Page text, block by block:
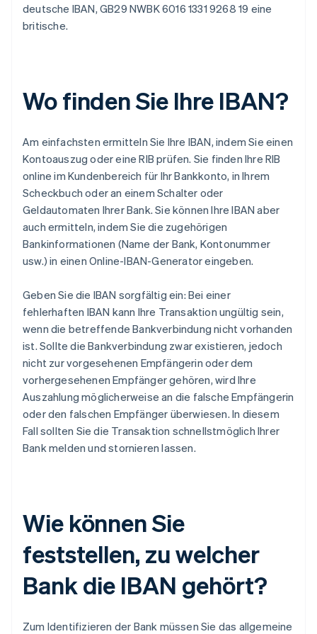
deutsche IBAN, GB29 NWBK 6016 1331 9268 19 eine
britische.
Wo finden Sie Ihre IBAN?
Am einfachsten ermitteln Sie Ihre IBAN, indem Sie einen
Kontoauszug oder eine RIB prüfen. Sie finden Ihre RIB
online im Kundenbereich für Ihr Bankkonto, in Ihrem
Scheckbuch oder an einem Schalter oder
Geldautomaten Ihrer Bank. Sie können Ihre IBAN aber
auch ermitteln, indem Sie die zugehörigen
Bankinformationen (Name der Bank, Kontonummer
usw.) in einen Online-IBAN-Generator eingeben.
Geben Sie die IBAN sorgfältig ein: Bei einer
fehlerhaften IBAN kann Ihre Transaktion ungültig sein,
wenn die betreffende Bankverbindung nicht vorhanden
ist. Sollte die Bankverbindung zwar existieren, jedoch
nicht zur vorgesehenen Empfängerin oder dem
vorhergesehenen Empfänger gehören, wird Ihre
Auszahlung möglicherweise an die falsche Empfängerin
oder den falschen Empfänger überwiesen. In diesem
Fall sollten Sie die Transaktion schnellstmöglich Ihrer
Bank melden und stornieren lassen.
Wie können Sie
feststellen, zu welcher
Bank die IBAN gehört?
Zum Identifizieren der Bank müssen Sie das allgemeine